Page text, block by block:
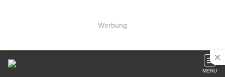
Werbung
MENU